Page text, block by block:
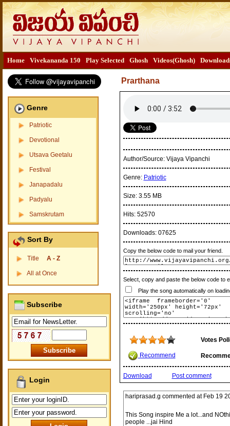
Home Vivekananda 150 Play Selected Ghosh Videos(Ghosh)
Genre
Patriotic
Devotional
Utsava Geetalu
Festival
Janapadalu
Padyalu
Samskrutam
Sort By
Title A - Z
All at Once
Subscribe
Login
Prarthana
Author/Source: Vijaya Vipanchi
Genre: Patriotic
Size: 3.55 MB
Hits: 52570
Downloads: 07625
Copy the below code to mail your friend.
Select, copy and paste the below code to
Play the song automatically on
Votes
Recommend
Download Post comment
hariprasad.g commented at Feb 19
This Song inspire Me a lot...and
people ...jai Hind